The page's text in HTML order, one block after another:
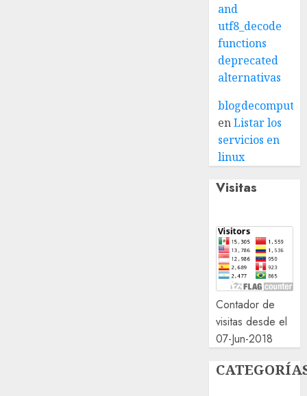
and
utf8_decode
functions
deprecated
alternativas
enListar los
servicios en
linux
Visitas
Contador de
visitas desde el
07-Jun-2018